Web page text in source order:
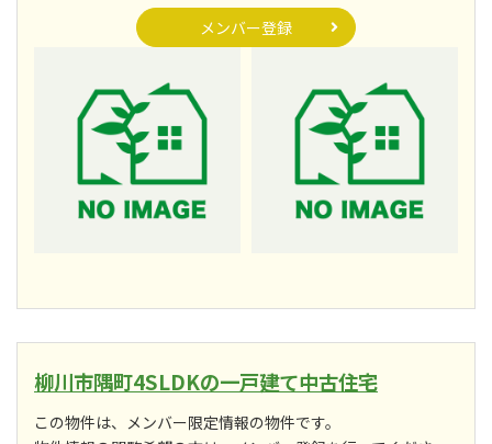
メンバー登録
柳川市隅町4SLDKの一戸建て中古住宅
この物件は、メンバー限定情報の物件です。